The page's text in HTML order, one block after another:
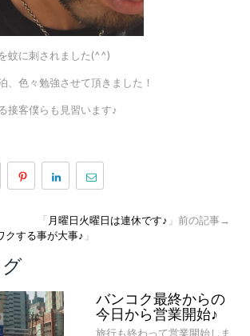
蚊に刺されました(^^)
、色々勉強させて頂きました！
接客僕らも見習います♪
「 月曜日火曜日は連休です♪ 」前の記事→
クする事が大事♪ 」
グ
バンコク最終からの
今日から営業開始♪
旅行も終わって営業開始しま